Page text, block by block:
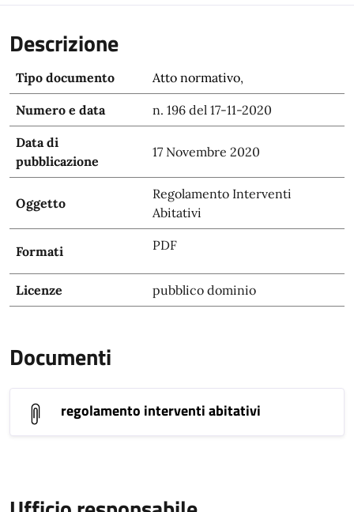
Descrizione
Tipo documento Atto normativo,
Numero e data n. 196 del 17-11-2020
Data di
pubblicazione
17 Novembre 2020
Oggetto
Regolamento Interventi
Abitativi
Formati PDF
Licenze pubblico dominio
Documenti
regolamento interventi abitativi